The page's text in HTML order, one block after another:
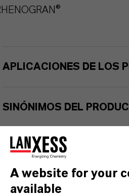
APLICACIONES DE LOS
SINÓNIMOS DEL
PRODUCT DATA SHEETS
Aquí puedes descargar las
productos. Al seleccionar
A website for your
available